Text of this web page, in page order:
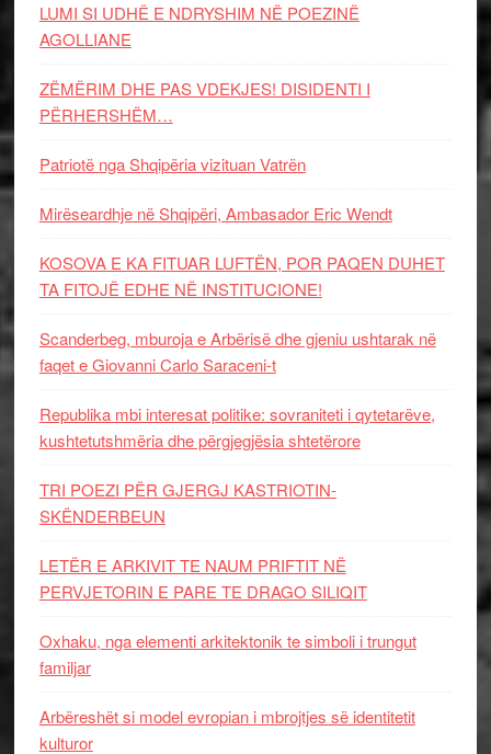
LUMI SI UDHË E NDRYSHIM NË POEZINË
AGOLLIANE
ZËMËRIM DHE PAS VDEKJES! DISIDENTI I
PËRHERSHËM…
Patriotë nga Shqipëria vizituan Vatrën
Mirëseardhje në Shqipëri, Ambasador Eric Wendt
KOSOVA E KA FITUAR LUFTËN, POR PAQEN DUHET
TA FITOJË EDHE NË INSTITUCIONE!
Scanderbeg, mburoja e Arbërisë dhe gjeniu ushtarak në
faqet e Giovanni Carlo Saraceni-t
Republika mbi interesat politike: sovraniteti i qytetarëve,
kushtetutshmëria dhe përgjegjësia shtetërore
TRI POEZI PËR GJERGJ KASTRIOTIN-
SKËNDERBEUN
LETËR E ARKIVIT TE NAUM PRIFTIT NË
PERVJETORIN E PARE TE DRAGO SILIQIT
Oxhaku, nga elementi arkitektonik te simboli i trungut
familjar
Arbëreshët si model evropian i mbrojtjes së identitetit
kulturor